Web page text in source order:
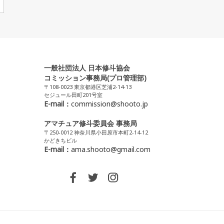
一般社団法人 日本修斗協会
コミッション事務局(プロ管理部)
〒108-0023 東京都港区芝浦2-14-13
セジュール田町201号室
E-mail： commission@shooto.jp
アマチュア修斗委員会 事務局
〒250-0012 神奈川県小田原市本町2-14-12
かどきちビル
E-mail： ama.shooto@gmail.com